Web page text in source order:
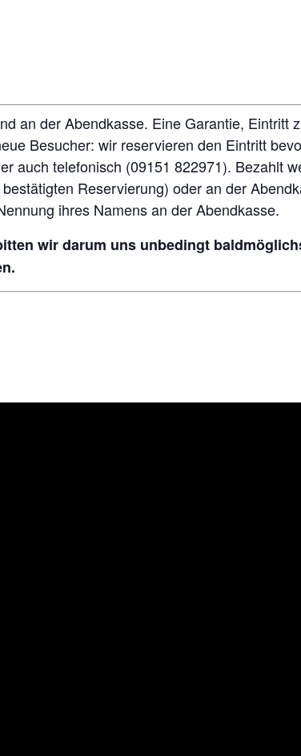
an der Abendkasse. Eine Garantie, Eintritt
Besucher: wir reservieren den Eintritt
auch telefonisch (09151 822971). Bezahlt
Reservierung) oder an der
ihres Namens an der Abendkasse.
wir darum uns unbedingt